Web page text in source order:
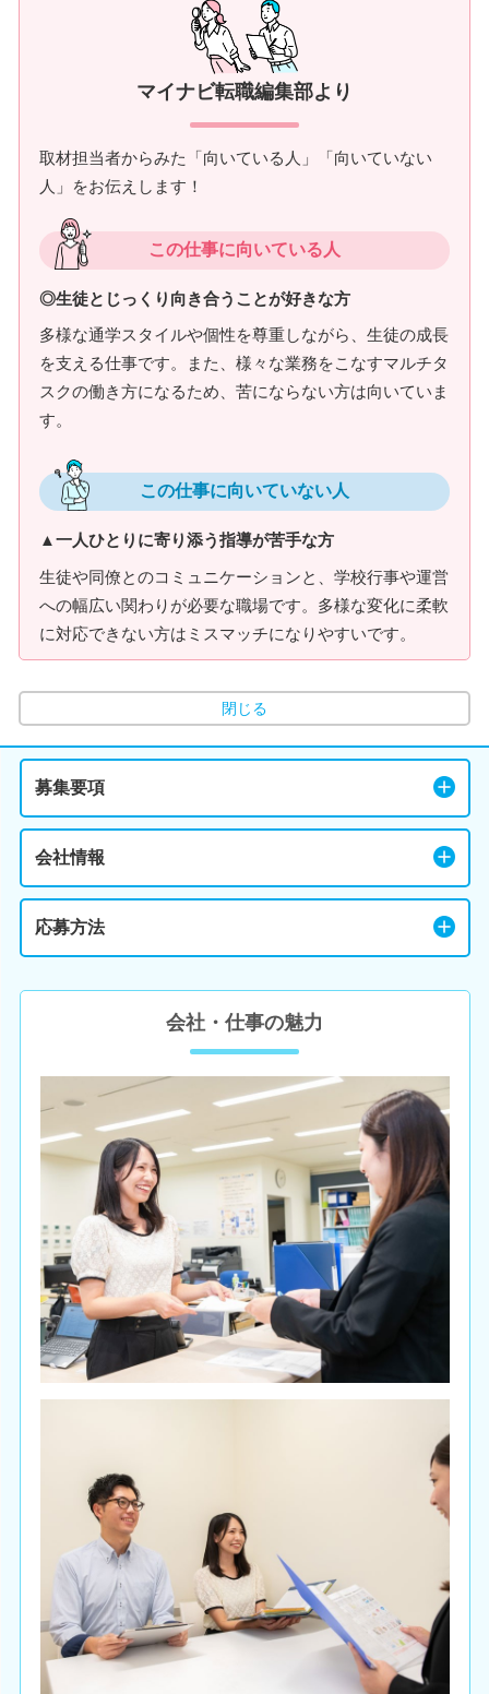
マイナビ転職編集部より
取材担当者からみた「向いている人」「向いていない
人」をお伝えします！
この仕事に向いている人
◎生徒とじっくり向き合うことが好きな方
多様な通学スタイルや個性を尊重しながら、生徒の成長
を支える仕事です。また、様々な業務をこなすマルチタ
スクの働き方になるため、苦にならない方は向いていま
す。
この仕事に向いていない人
▲一人ひとりに寄り添う指導が苦手な方
生徒や同僚とのコミュニケーションと、学校行事や運営
への幅広い関わりが必要な職場です。多様な変化に柔軟
に対応できない方はミスマッチになりやすいです。
閉じる
募集要項
会社情報
応募方法
会社・仕事の魅力